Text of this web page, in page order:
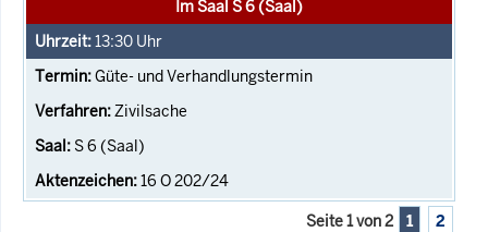
Im Saal S 6 (Saal)
13:30 Uhr
Güte- und Verhandlungstermin
Zivilsache
S 6 (Saal)
16 O 202/24
Seite 1 von 2 1 2